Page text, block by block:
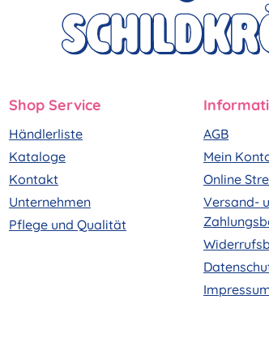
Shop Service
Händlerliste
Kataloge
Kontakt
Unternehmen
Pflege und Qualität
AGB
Mein
Online
Versand-